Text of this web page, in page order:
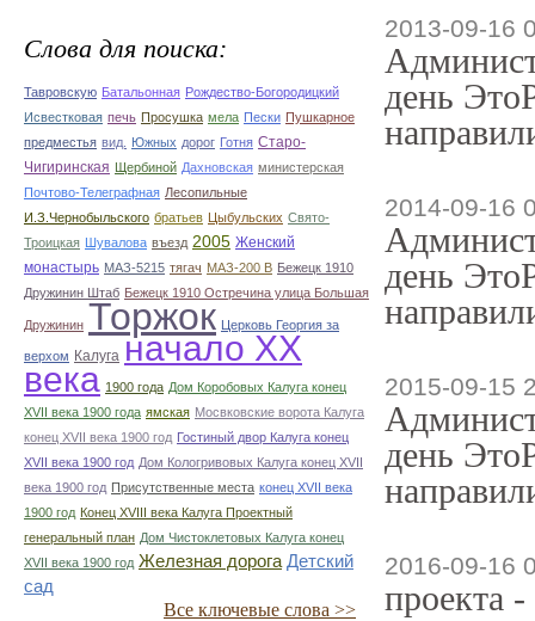
Слова для поиска:
Тавровскую Батальонная Рождество-Богородицкий
Исвестковая печь Просушка мела Пески Пушкарное
предместья вид. Южных дорог Готня Старо-
Чигиринская Щербиной Дахновская министерская
Почтово-Телеграфная Лесопильные
И.З.Чернобыльского братьев Цыбульских Свято-
Троицкая Шувалова въезд 2005 Женский
монастырь МАЗ-5215 тягач МАЗ-200 В Бежецк 1910
Дружинин Штаб Бежецк 1910 Остречина улица Большая
Дружинин Торжок Церковь Георгия за
верхом Калуга начало ХХ
века 1900 года Дом Коробовых Калуга конец
ХVII века 1900 года ямская Мосвковские ворота Калуга
конец ХVII века 1900 год Гостиный двор Калуга конец
ХVII века 1900 год Дом Кологривовых Калуга конец ХVII
века 1900 год Присутственные места конец ХVII века
1900 год Конец XVIII века Калуга Проектный
генеральный план Дом Чистоклетовых Калуга конец
ХVII века 1900 год Железная дорога Детский
сад
Все ключевые слова >>
2013-09-16
день
2014-09-16
день
2015-09-15
день
2016-09-16
проекта